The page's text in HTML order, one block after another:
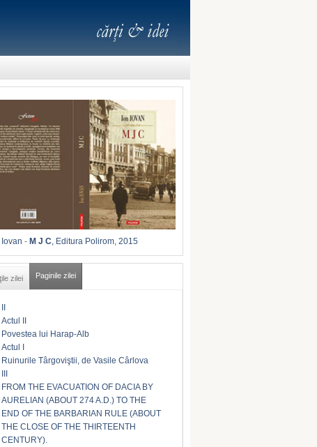
Iovan - M J C, Editura Polirom, 2015
zilei Paginile zilei
II
Actul II
Povestea lui Harap-Alb
Actul I
Ruinurile Târgoviştii, de Vasile Cârlova
III
FROM THE EVACUATION OF DACIA BY
AURELIAN (ABOUT 274 A.D.) TO THE
END OF THE BARBARIAN RULE (ABOUT
THE CLOSE OF THE THIRTEENTH
CENTURY).